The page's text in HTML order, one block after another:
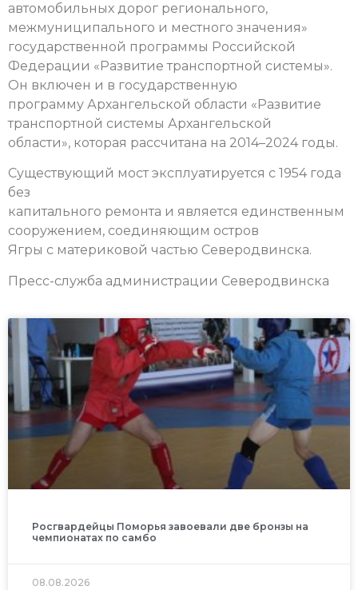
автомобильных дорог регионального,
межмуниципального и местного значения»
государственной программы Российской
Федерации «Развитие транспортной системы».
Он включен и в государственную
программу Архангельской области «Развитие
транспортной системы Архангельской
области», которая рассчитана на 2014–2024 годы.
Существующий мост эксплуатируется с 1954 года
без
капитального ремонта и является единственным
сооружением, соединяющим остров
Ягры с материковой частью Северодвинска.
Пресс-служба администрации Северодвинска
Росгвардейцы Поморья завоевали две бронзы на
чемпионатах по самбо
08.08.2026